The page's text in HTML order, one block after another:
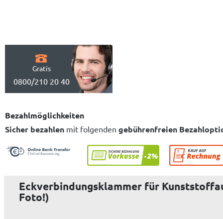
Gratis
0800/210 20 40
Bezahlmöglichkeiten
Sicher bezahlen mit folgenden gebührenfreien
Eckverbindungsklammer für
Foto!)